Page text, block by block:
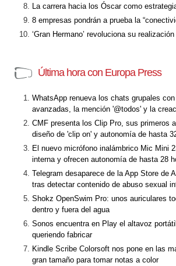
La carrera hacia los Óscar como
8 empresas pondrán a prueba la
‘Gran Hermano’ revoluciona su
Última hora con Europa Press
WhatsApp renueva los chats grupales
avanzadas, la mención '@todos' y la
CMF presenta los Clip Pro, sus primeros
diseño de 'clip on' y autonomía de hasta
El nuevo micrófono inalámbrico Mic Mini
interna y ofrecen autonomía de hasta 28
Telegram desaparece de la App Store de
tras detectar contenido de abuso sexual
Shokz OpenSwim Pro: unos auriculares
dentro y fuera del agua
Sonos encuentra en Play el altavoz
queriendo fabricar
Kindle Scribe Colorsoft nos pone en las
gran tamaño para tomar notas a color